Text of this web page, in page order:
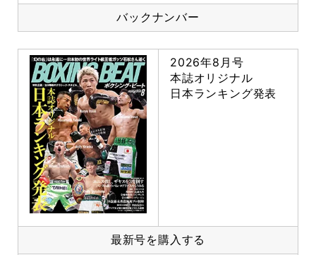
バックナンバー
2026年8月号
本誌オリジナル
日本ランキング発表
最新号を購入する